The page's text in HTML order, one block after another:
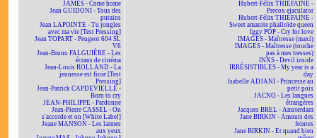
JAMES - Come home
Jean GUIDONI - Tous des
putains
Jean LAPOINTE - Tu jongles
avec ma vie [Test Pressing]
Jean TOPART - Peugeot 604 SL
V6
Jean-Bruno FALGUIÈRE - Les
écrans de cinéma
Jean-Louis ROLLAND - La
jeunesse est finie [Test
Pressing]
Jean-Patrick CAPDEVIELLE -
Born to cry
JEAN-PHILIPPE - Pardonne
Jean-Pierre CASSEL - On
s'accorde et on [White Label]
Jeane MANSON - Les larmes
aux yeux
Hubert-Félix THIÉFAINE -
Precox ejaculator
Hubert-Félix THIÉFAINE -
Sweet amanite phalloïde queen
Iggy POP - Cry for love
IMAGES - Maîtresse (maxi)
IMAGES - Maîtresse (touche
pas à mes tresses)
INXS - Devil inside
IRRÉSISTIBLES - My year is a
day
Isabelle ADJANI - Princesse au
petit pois
JACNO - Les langues
étrangères
Jacques BREL - Amsterdam
Jane BIRKIN - Amours des
feintes
Jane BIRKIN - Et quand bien